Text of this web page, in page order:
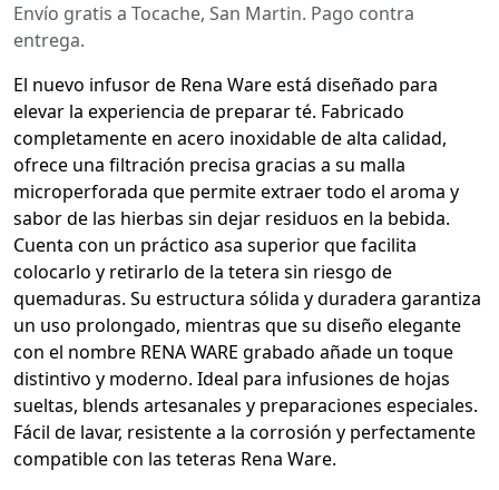
Envío gratis a Tocache, San Martin. Pago contra
entrega.
El nuevo infusor de Rena Ware está diseñado para
elevar la experiencia de preparar té. Fabricado
completamente en acero inoxidable de alta calidad,
ofrece una filtración precisa gracias a su malla
microperforada que permite extraer todo el aroma y
sabor de las hierbas sin dejar residuos en la bebida.
Cuenta con un práctico asa superior que facilita
colocarlo y retirarlo de la tetera sin riesgo de
quemaduras. Su estructura sólida y duradera garantiza
un uso prolongado, mientras que su diseño elegante
con el nombre RENA WARE grabado añade un toque
distintivo y moderno. Ideal para infusiones de hojas
sueltas, blends artesanales y preparaciones especiales.
Fácil de lavar, resistente a la corrosión y perfectamente
compatible con las teteras Rena Ware.